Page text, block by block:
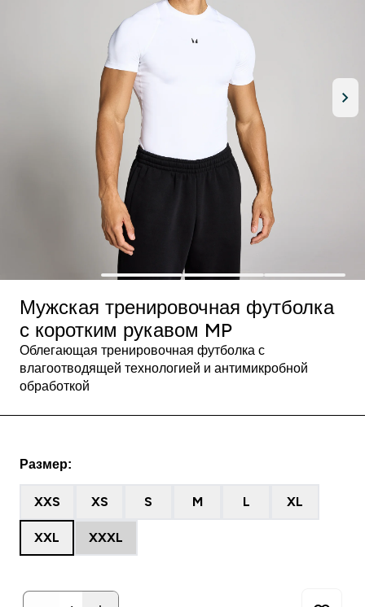
Мужская тренировочная футболка
с коротким рукавом MP
Облегающая тренировочная футболка с
влагоотводящей технологией и антимикробной
обработкой
Размер:
XXS XS S M L XL
XXL XXXL